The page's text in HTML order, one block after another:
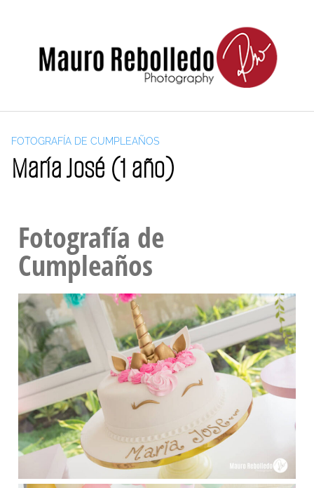
FOTOGRAFÍA DE CUMPLEAÑOS
María José (1 año)
Fotografía de
Cumpleaños